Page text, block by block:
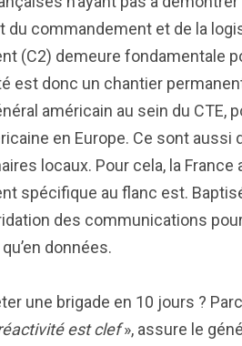
du commandement et de la
(C2) demeure fondamentale
est donc un chantier
américain au sein du CTE,
en Europe. Ce sont
locaux. Pour cela, la
spécifique au flanc est.
des communications
données.
une brigade en 10 jours ?
est clef», assure le